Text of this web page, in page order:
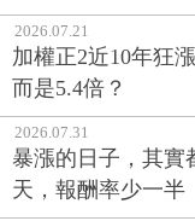
2026.07.21
加權正2近10年狂
而是5.4倍？
2026.07.31
暴漲的日子，其實
天，報酬率少一半